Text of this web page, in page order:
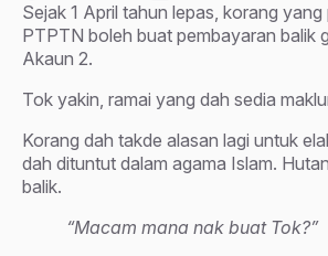
Sejak 1 April tahun lepas, korang yang
PTPTN boleh buat pembayaran balik
Akaun 2.
Tok yakin, ramai yang dah sedia
Korang dah takde alasan lagi untuk
dah dituntut dalam agama Islam.
balik.
“Macam mana nak buat Tok?”